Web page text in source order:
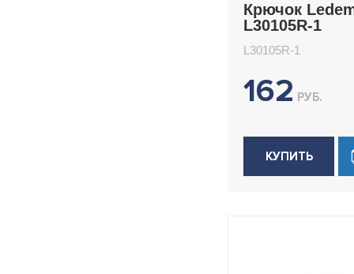
Крючок
L30105R-1
L30105R-1
162 РУБ.
КУПИТЬ